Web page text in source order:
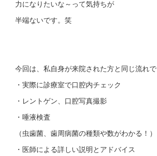
力になりたいな～って気持ちが
半端ないです。笑
今回は、私自身が来院された方と同じ流れで
・実際に診療室で口腔内チェック
・レントゲン、口腔写真撮影
・唾液検査
（虫歯菌、歯周病菌の種類や数がわかる！）
・医師による詳しい説明とアドバイス